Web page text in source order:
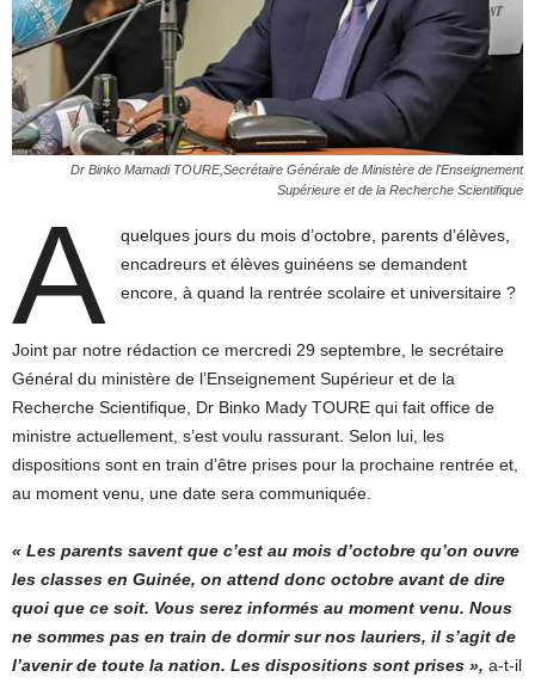
Dr Binko Mamadi TOURE,Secrétaire Générale de Ministère de l'Enseignement
Supérieure et de la Recherche Scientifique
A
quelques jours du mois d’octobre, parents d’élèves,
encadreurs et élèves guinéens se demandent
encore, à quand la rentrée scolaire et universitaire ?
Joint par notre rédaction ce mercredi 29 septembre, le secrétaire
Général du ministère de l’Enseignement Supérieur et de la
Recherche Scientifique, Dr Binko Mady TOURE qui fait office de
ministre actuellement, s’est voulu rassurant. Selon lui, les
dispositions sont en train d’être prises pour la prochaine rentrée et,
au moment venu, une date sera communiquée.
« Les parents savent que c’est au mois d’octobre qu’on ouvre
les classes en Guinée, on attend donc octobre avant de dire
quoi que ce soit. Vous serez informés au moment venu. Nous
ne sommes pas en train de dormir sur nos lauriers, il s’agit de
l’avenir de toute la nation. Les dispositions sont prises », a-t-il